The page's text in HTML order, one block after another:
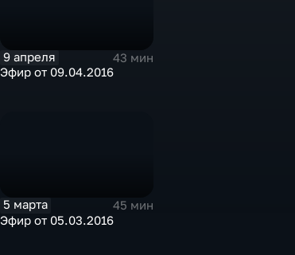
9 апреля
43 мин
Эфир от 09.04.2016
5 марта
45 мин
Эфир от 05.03.2016